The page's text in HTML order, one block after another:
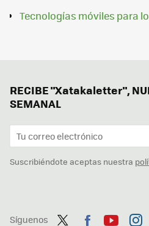
Tecnologías móviles para
RECIBE "Xatakaletter",
SEMANAL
Suscribiéndote aceptas nuestra
Síguenos